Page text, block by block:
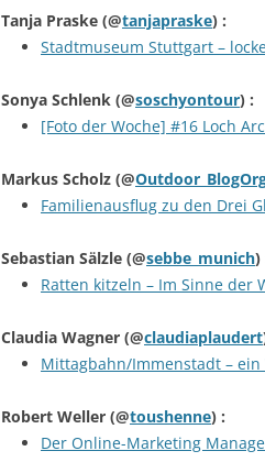
Tanja Praske (@tanjapraske) :
Stadtmuseum Stuttgart –
Sonya Schlenk (@soschyontour) :
[Foto der Woche] #16 Loch
Markus Scholz (@
Familienausflug zu den Drei
Sebastian Sälzle (@sebbe_munich)
Ratten kitzeln – Im Sinne der
Claudia Wagner (@claudiaplaudert
Mittagbahn/Immenstadt –
Robert Weller (@toushenne) :
Der Online-Marketing